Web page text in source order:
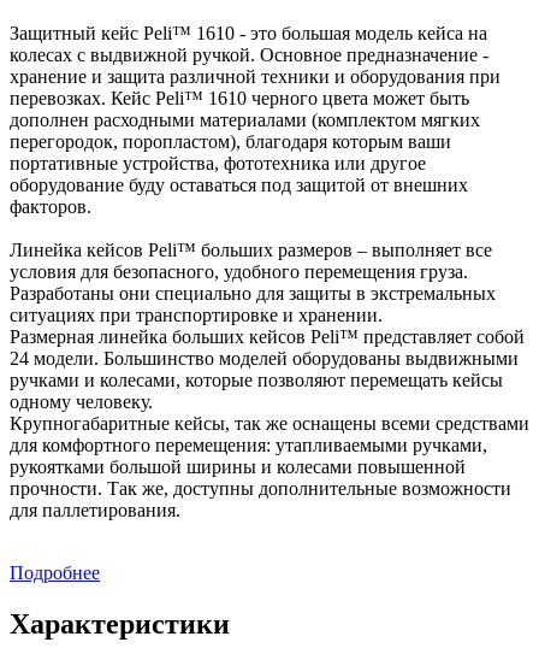
Защитный кейс Peli™ 1610 - это большая модель кейса на
колесах с выдвижной ручкой. Основное предназначение -
хранение и защита различной техники и оборудования при
перевозках. Кейс Peli™ 1610 черного цвета может быть
дополнен расходными материалами (комплектом мягких
перегородок, поропластом), благодаря которым ваши
портативные устройства, фототехника или другое
оборудование буду оставаться под защитой от внешних
факторов.
Линейка кейсов Peli™ больших размеров – выполняет все
условия для безопасного, удобного перемещения груза.
Разработаны они специально для защиты в экстремальных
ситуациях при транспортировке и хранении.
Размерная линейка больших кейсов Peli™ представляет собой
24 модели. Большинство моделей оборудованы выдвижными
ручками и колесами, которые позволяют перемещать кейсы
одному человеку.
Крупногабаритные кейсы, так же оснащены всеми средствами
для комфортного перемещения: утапливаемыми ручками,
рукоятками большой ширины и колесами повышенной
прочности. Так же, доступны дополнительные возможности
для паллетирования.
Подробнее
Характеристики